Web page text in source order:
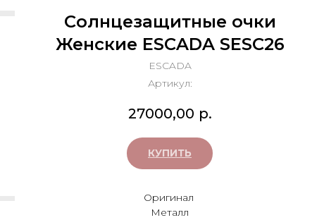
Солнцезащитные очки
Женские ESCADA SESC26
ESCADA
Артикул:
27000,00 р.
КУПИТЬ
Оригинал
Металл